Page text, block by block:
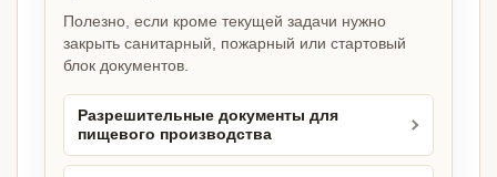
Полезно, если кроме текущей задачи нужно
закрыть санитарный, пожарный или стартовый
блок документов.
Разрешительные документы для
пищевого производства